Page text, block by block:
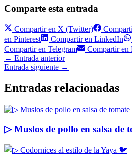
Comparte esta entrada
Compartir en X (Twitter)
en Pinterest Compartir en LinkedIn
Compartir en Telegram Compartir en
← Entrada anterior
Entrada siguiente →
Entradas relacionadas
▷ Muslos de pollo en salsa de